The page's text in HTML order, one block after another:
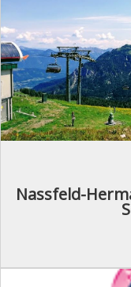
Nassfeld-